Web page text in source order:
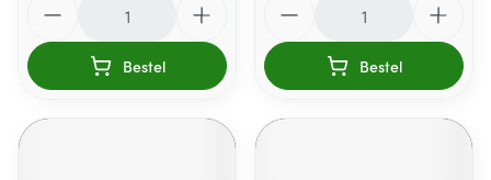
Bestel Bestel